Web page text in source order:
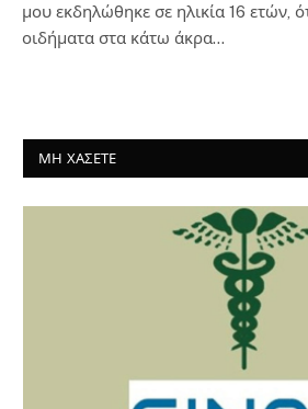
μου εκδηλώθηκε σε ηλικία 16 ετών,
οιδήματα στα κάτω άκρα…
ΜΗ ΧΑΣΕΤΕ